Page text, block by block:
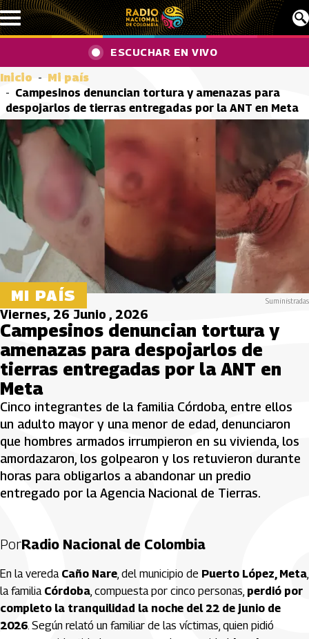
Pasar al contenido principal
ESCUCHAR EN VIVO
Inicio
Mi país
Campesinos denuncian tortura y amenazas para
despojarlos de tierras entregadas por la ANT en Meta
MI PAÍS Suministradas
Viernes, 26 Junio , 2026
Campesinos denuncian tortura y
amenazas para despojarlos de
tierras entregadas por la ANT en
Meta
Cinco integrantes de la familia Córdoba, entre ellos
un adulto mayor y una menor de edad, denunciaron
que hombres armados irrumpieron en su vivienda, los
amordazaron, los golpearon y los retuvieron durante
horas para obligarlos a abandonar un predio
entregado por la Agencia Nacional de Tierras.
PorRadio Nacional de Colombia
En la vereda Caño Nare, del municipio de Puerto López, Meta,
la familia Córdoba, compuesta por cinco personas, perdió por
completo la tranquilidad la noche del 22 de junio de
2026. Según relató un familiar de las víctimas, quien pidió